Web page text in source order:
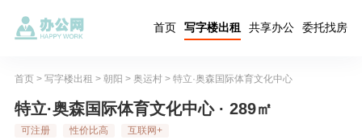
首页 写字楼出租 共享办公 委托找房
首页> 写字楼出租 > 朝阳 > 奥运村> 特立·奥森国际体育文化中心
特立·奥森国际体育文化中心 · 289㎡
可注册 性价比高 互联网+